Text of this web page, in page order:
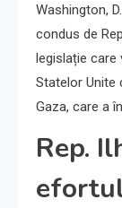
Washington,
condus de
legislație care
Statelor Unite
Gaza, care a
Rep.